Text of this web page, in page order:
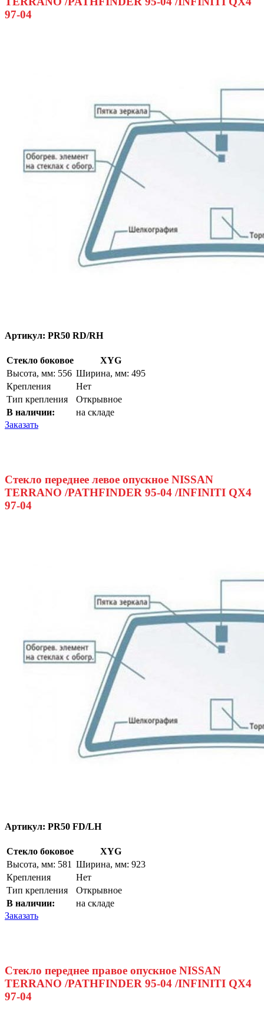
97-04
Артикул: PR50 RD/RH
Стекло боковое
XYG
Высота, мм: 556 Ширина, мм: 495
Крепления
Нет
Тип крепления
Открывное
В наличии:
на складе
Заказать
Стекло переднее левое опускное NISSAN
TERRANO /PATHFINDER 95-04 /INFINITI QX4
97-04
Артикул: PR50 FD/LH
Стекло боковое
XYG
Высота, мм: 581 Ширина, мм: 923
Крепления
Нет
Тип крепления
Открывное
В наличии:
на складе
Заказать
Стекло переднее правое опускное NISSAN
TERRANO /PATHFINDER 95-04 /INFINITI QX4
97-04